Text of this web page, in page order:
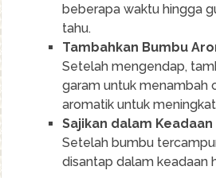
beberapa waktu hingga
tahu.
Tambahkan Bumbu
Setelah mengendap,
garam untuk menambah
aromatik untuk
Sajikan dalam
Setelah bumbu
disantap dalam keadaan